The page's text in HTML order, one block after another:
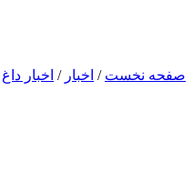
صفحه نخست / اخبار / اخبار داغ